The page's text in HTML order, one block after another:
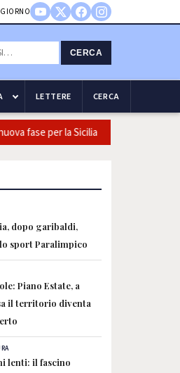
CERCA
LETTERE CERCA
fase per la Sicilia
dopo garibaldi,
sport Paralimpico
Piano Estate, a
il territorio diventa
lenti: il fascino